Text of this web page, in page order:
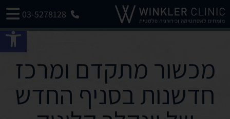
03-5278128
מכשור מתקדם ומרכז
חדשנות בסניף החדש